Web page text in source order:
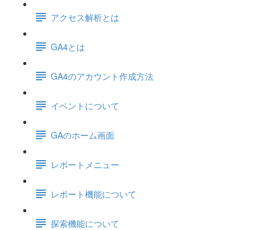
アクセス解析とは
GA4とは
GA4のアカウント作成方法
イベントについて
GAのホーム画面
レポートメニュー
レポート機能について
探索機能について